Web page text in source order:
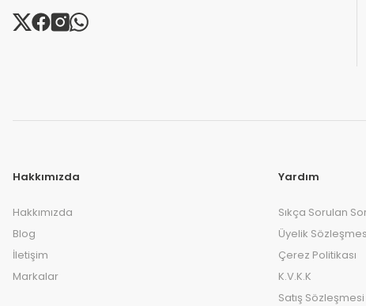
Hakkımızda
Hakkımızda
Blog
İletişim
Markalar
Yardım
Sıkça Sorulan
Üyelik
Çerez Politikası
K.V.K.K
Satış Sözleşmesi